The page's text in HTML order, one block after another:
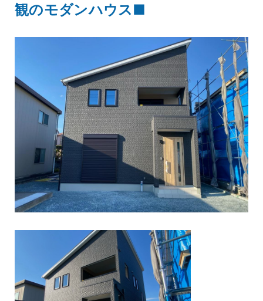
観のモダンハウス■